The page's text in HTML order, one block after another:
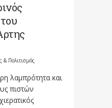
& Πολιτισμός
λαμπρότητα και
πιστών